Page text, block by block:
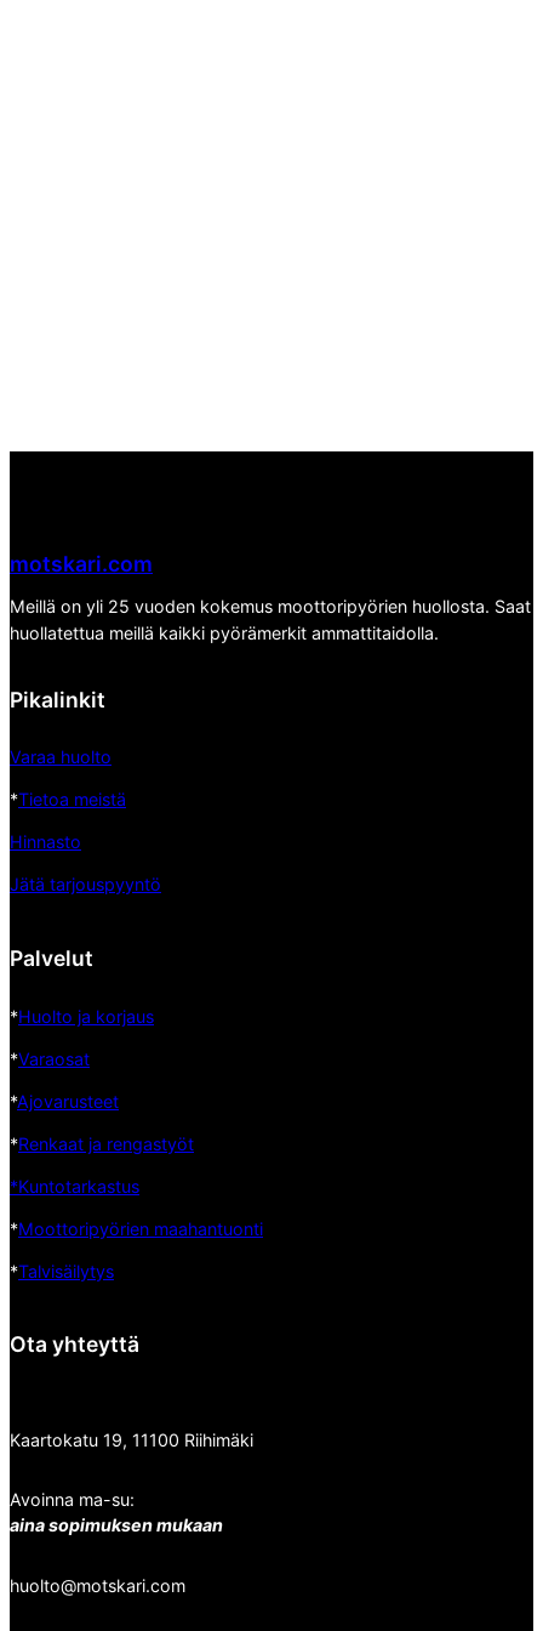
motskari.com
Meillä on yli 25 vuoden kokemus moottoripyörien huollosta. Saat
huollatettua meillä kaikki pyörämerkit ammattitaidolla.
Pikalinkit
Varaa huolto
*Tietoa meistä
Hinnasto
Jätä tarjouspyyntö
Palvelut
*Huolto ja korjaus
*Varaosat
*Ajovarusteet
*Renkaat ja rengastyöt
*Kuntotarkastus
*Moottoripyörien maahantuonti
*Talvisäilytys
Ota yhteyttä
Kaartokatu 19, 11100 Riihimäki
Avoinna ma-su:
aina sopimuksen mukaan
huolto@motskari.com